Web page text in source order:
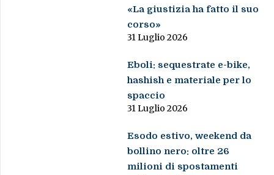
«La giustizia ha fatto il suo
corso»
31 Luglio 2026
Eboli: sequestrate e-bike,
hashish e materiale per lo
spaccio
31 Luglio 2026
Esodo estivo, weekend da
bollino nero: oltre 26
milioni di spostamenti